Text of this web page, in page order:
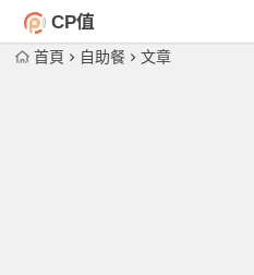
CP值
首頁 自助餐 文章